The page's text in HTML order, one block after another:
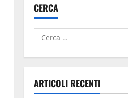
CERCA
ARTICOLI RECENTI